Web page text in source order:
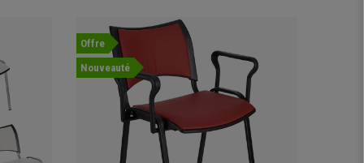
Offre
Nouveauté